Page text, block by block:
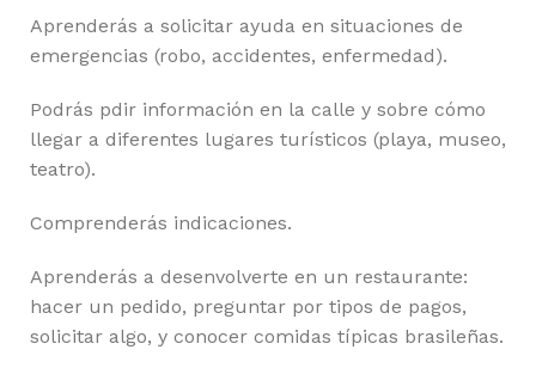
Aprenderás a solicitar ayuda en situaciones de
emergencias (robo, accidentes, enfermedad).
Podrás pdir información en la calle y sobre cómo
llegar a diferentes lugares turísticos (playa, museo,
teatro).
Comprenderás indicaciones.
Aprenderás a desenvolverte en un restaurante:
hacer un pedido, preguntar por tipos de pagos,
solicitar algo, y conocer comidas típicas brasileñas.